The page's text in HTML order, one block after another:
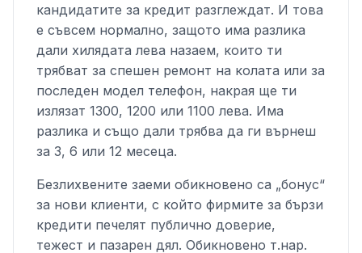
кандидатите за кредит разглеждат. И това
е съвсем нормално, защото има разлика
дали хилядата лева назаем, които ти
трябват за спешен ремонт на колата или за
последен модел телефон, накрая ще ти
излязат 1300, 1200 или 1100 лева. Има
разлика и също дали трябва да ги върнеш
за 3, 6 или 12 месеца.
Безлихвените заеми обикновено са „бонус“
за нови клиенти, с който фирмите за бързи
кредити печелят публично доверие,
тежест и пазарен дял. Обикновено т.нар.